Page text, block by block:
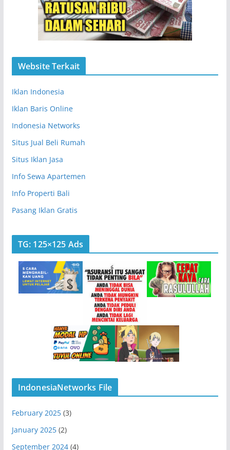
Website Terkait
Iklan Indonesia
Iklan Baris Online
Indonesia Networks
Situs Jual Beli Rumah
Situs Iklan Jasa
Info Sewa Apartemen
Info Properti Bali
Pasang Iklan Gratis
TG: 125×125 Ads
IndonesiaNetworks File
February 2025(3)
January 2025(2)
September 2024(4)